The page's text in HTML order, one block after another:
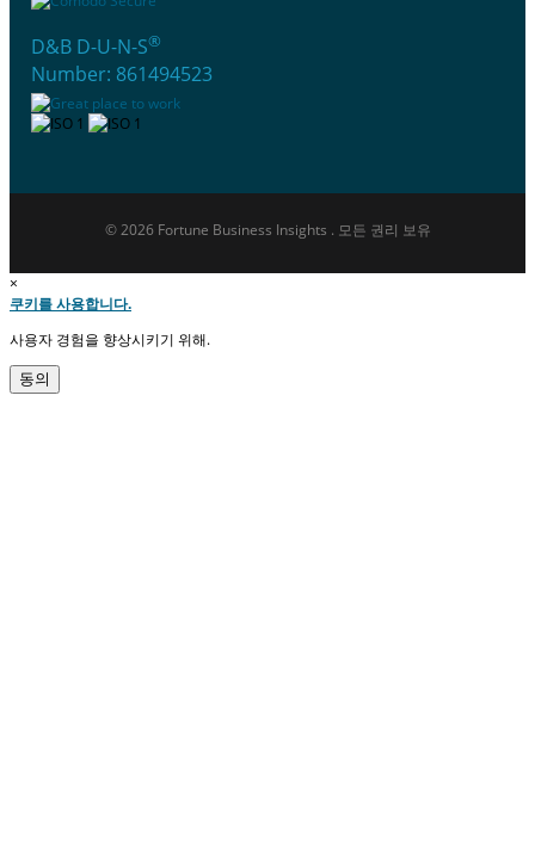
D&B D-U-N-S®
Number: 861494523
© 2026 Fortune Business Insights . 모든 권리 보유
×
쿠키를 사용합니다.
사용자 경험을 향상시키기 위해.
동의